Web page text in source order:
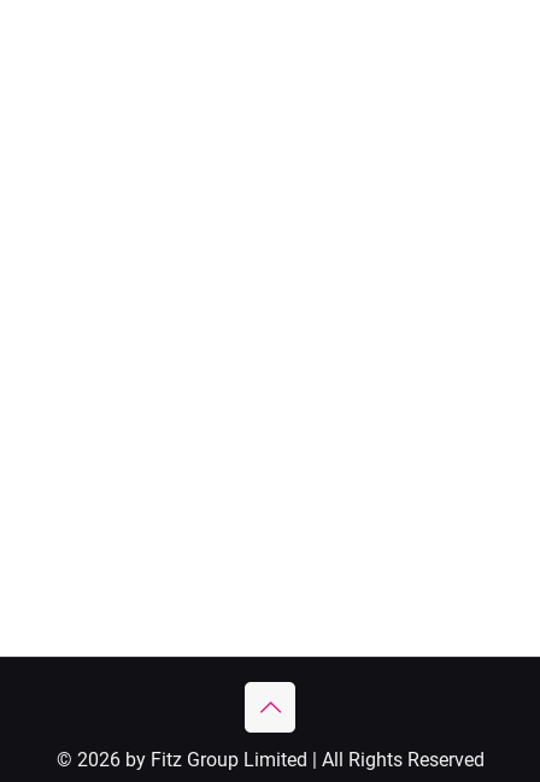
© 2026 by Fitz Group Limited | All Rights Reserved